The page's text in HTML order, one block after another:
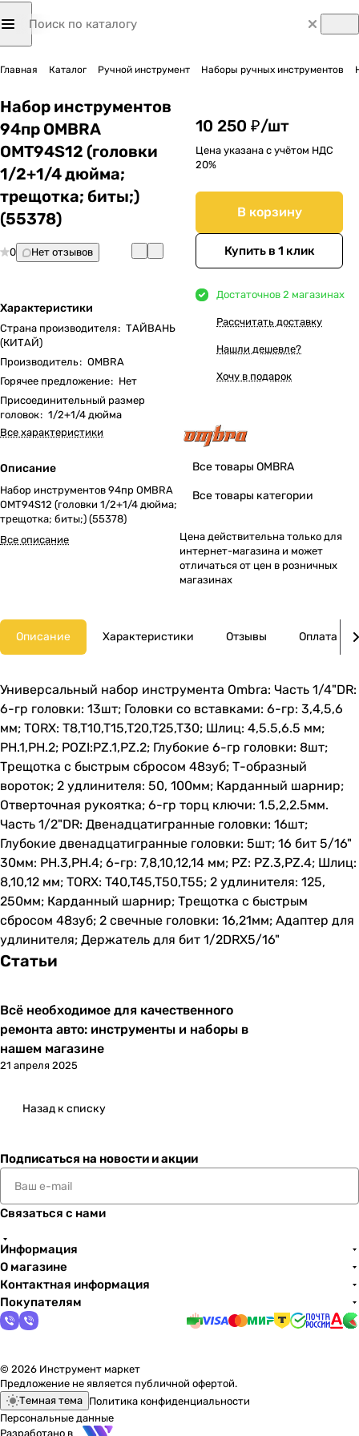
Главная Каталог Ручной инструмент Наборы ручных инструментов
Набор инструментов
94пр OMBRA
OMT94S12 (головки
1/2+1/4 дюйма;
трещотка; биты;)
(55378)
0 Нет отзывов
Характеристики
Страна производителя: ТАЙВАНЬ
(КИТАЙ)
Производитель: OMBRA
Горячее предложение: Нет
Присоединительный размер
головок: 1/2+1/4 дюйма
Все характеристики
Описание
Набор инструментов 94пр OMBRA
OMT94S12 (головки 1/2+1/4 дюйма;
трещотка; биты;) (55378)
Все описание
10 250 ₽/шт
Цена указана с учётом НДС
20%
В корзину
Купить в 1 клик
Достаточнов 2 магазинах
Рассчитать доставку
Нашли дешевле?
Хочу в подарок
Все товары OMBRA
Все товары категории
Цена действительна только для
интернет-магазина и может
отличаться от цен в розничных
магазинах
Описание Характеристики Отзывы Оплата
Универсальный набор инструмента Ombra: Часть 1/4"DR:
6-гр головки: 13шт; Головки со вставками: 6-гр: 3,4,5,6
мм; TORX: T8,T10,T15,T20,T25,T30; Шлиц: 4,5.5,6.5 мм;
PH.1,PH.2; POZI:PZ.1,PZ.2; Глубокие 6-гр головки: 8шт;
Трещотка с быстрым сбросом 48зуб; Т-образный
вороток; 2 удлинителя: 50, 100мм; Карданный шарнир;
Отверточная рукоятка; 6-гр торц ключи: 1.5,2,2.5мм.
Часть 1/2"DR: Двенадцатигранные головки: 16шт;
Глубокие двенадцатигранные головки: 5шт; 16 бит 5/16"
30мм: PH.3,PH.4; 6-гр: 7,8,10,12,14 мм; PZ: PZ.3,PZ.4; Шлиц:
8,10,12 мм; TORX: T40,T45,T50,T55; 2 удлинителя: 125,
250мм; Карданный шарнир; Трещотка с быстрым
сбросом 48зуб; 2 свечные головки: 16,21мм; Адаптер для
удлинителя; Держатель для бит 1/2DRX5/16"
Статьи
Всё необходимое для качественного
ремонта авто: инструменты и наборы в
нашем магазине
21 апреля 2025
Назад к списку
Подписаться на новости и акции
Связаться с нами
Информация
О магазине
Контактная информация
Покупателям
© 2026 Инструмент маркет
Предложение не является публичной офертой.
Темная тема Политика конфиденциальности
Персональные данные
Разработано в